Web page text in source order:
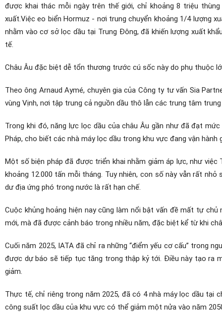
được khai thác mỗi ngày trên thế giới, chỉ khoảng 8 triệu
xuất.Việc eo biển Hormuz - nơi trung chuyển khoảng 1/4 lượng
nhằm vào cơ sở lọc dầu tại Trung Đông, đã khiến lượng xuất
tế.
Châu Âu đặc biệt dễ tổn thương trước cú sốc này do phụ thuộc
Theo ông Arnaud Aymé, chuyên gia của Công ty tư vấn Sia
vùng Vịnh, nơi tập trung cả nguồn dầu thô lẫn các trung tâm
Trong khi đó, năng lực lọc dầu của châu Âu gần như đã đạt
Pháp, cho biết các nhà máy lọc dầu trong khu vực đang vận
Một số biện pháp đã được triển khai nhằm giảm áp lực, như
khoảng 12.000 tấn mỗi tháng. Tuy nhiên, con số này vẫn rất
dư địa ứng phó trong nước là rất hạn chế.
Cuộc khủng hoảng hiện nay cũng làm nổi bật vấn đề mất tự
mới, mà đã được cảnh báo trong nhiều năm, đặc biệt kể từ khi
Cuối năm 2025, IATA đã chỉ ra những “điểm yếu cơ cấu” trong
được dự báo sẽ tiếp tục tăng trong thập kỷ tới. Điều này tạo ra
giảm.
Thực tế, chỉ riêng trong năm 2025, đã có 4 nhà máy lọc dầu tại
công suất lọc dầu của khu vực có thể giảm một nửa vào năm